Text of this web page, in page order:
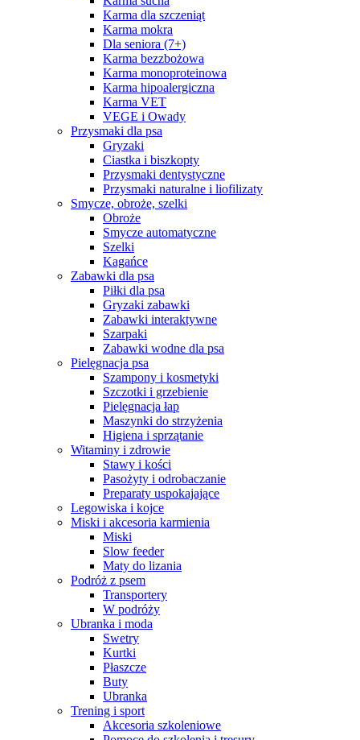
Karma dla szczeniąt
Karma mokra
Dla seniora (7+)
Karma bezzbożowa
Karma monoproteinowa
Karma hipoalergiczna
Karma VET
VEGE i Owady
Przysmaki dla psa
Gryzaki
Ciastka i biszkopty
Przysmaki dentystyczne
Przysmaki naturalne i liofilizaty
Smycze, obroże, szelki
Obroże
Smycze automatyczne
Szelki
Kagańce
Zabawki dla psa
Piłki dla psa
Gryzaki zabawki
Zabawki interaktywne
Szarpaki
Zabawki wodne dla psa
Pielęgnacja psa
Szampony i kosmetyki
Szczotki i grzebienie
Pielęgnacja łap
Maszynki do strzyżenia
Higiena i sprzątanie
Witaminy i zdrowie
Stawy i kości
Pasożyty i odrobaczanie
Preparaty uspokajające
Legowiska i kojce
Miski i akcesoria karmienia
Miski
Slow feeder
Maty do lizania
Podróż z psem
Transportery
W podróży
Ubranka i moda
Swetry
Kurtki
Płaszcze
Buty
Ubranka
Trening i sport
Akcesoria szkoleniowe